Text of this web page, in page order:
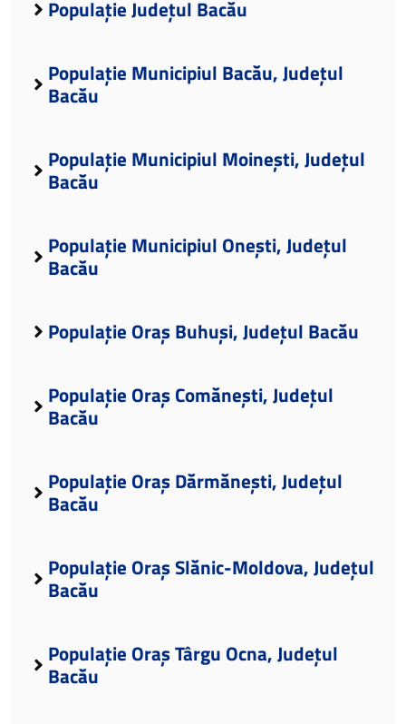
Populație Județul Bacău
Populație Municipiul Bacău, Județul
Bacău
Populație Municipiul Moinești, Județul
Bacău
Populație Municipiul Onești, Județul
Bacău
Populație Oraș Buhuși, Județul Bacău
Populație Oraș Comănești, Județul
Bacău
Populație Oraș Dărmănești, Județul
Bacău
Populație Oraș Slănic-Moldova, Județul
Bacău
Populație Oraș Târgu Ocna, Județul
Bacău